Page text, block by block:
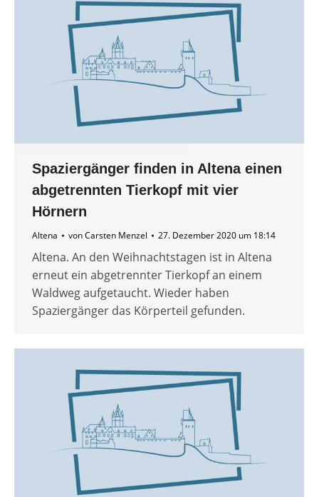
Spaziergänger finden in Altena einen
abgetrennten Tierkopf mit vier
Hörnern
Altena vonCarsten Menzel 27. Dezember 2020 um 18:14
Altena. An den Weihnachtstagen ist in Altena
erneut ein abgetrennter Tierkopf an einem
Waldweg aufgetaucht. Wieder haben
Spaziergänger das Körperteil gefunden.